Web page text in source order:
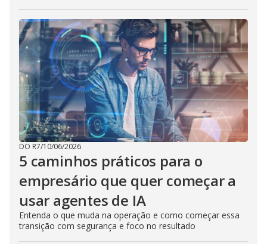
DO R7/10/06/2026
5 caminhos práticos para o
empresário que quer começar a
usar agentes de IA
Entenda o que muda na operação e como começar essa
transição com segurança e foco no resultado